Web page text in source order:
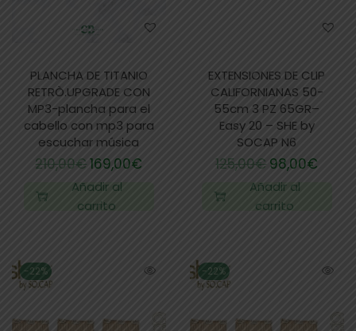
PLANCHA DE TITANIO
RETRÒ.UPGRADE CON
MP3-plancha para el
cabello con mp3 para
escuchar música
210,00€169,00€
Añadir al
carrito
EXTENSIONES DE CLIP
CALIFORNIANAS 50-
55cm 3 PZ 65GR–
Easy 20 – SHE by
SOCAP N6
125,00€ 98,00€
Añadir al
carrito
-22% -22%